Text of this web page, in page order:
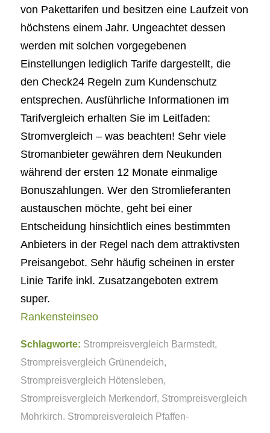
von Pakettarifen und besitzen eine Laufzeit von
höchstens einem Jahr. Ungeachtet dessen
werden mit solchen vorgegebenen
Einstellungen lediglich Tarife dargestellt, die
den Check24 Regeln zum Kundenschutz
entsprechen. Ausführliche Informationen im
Tarifvergleich erhalten Sie im Leitfaden:
Stromvergleich – was beachten! Sehr viele
Stromanbieter gewähren dem Neukunden
während der ersten 12 Monate einmalige
Bonuszahlungen. Wer den Stromlieferanten
austauschen möchte, geht bei einer
Entscheidung hinsichtlich eines bestimmten
Anbieters in der Regel nach dem attraktivsten
Preisangebot. Sehr häufig scheinen in erster
Linie Tarife inkl. Zusatzangeboten extrem
super.
Rankensteinseo
Schlagworte: Strompreisvergleich Barmstedt,
Strompreisvergleich Grünendeich,
Strompreisvergleich Hötensleben,
Strompreisvergleich Merkendorf, Strompreisvergleich
Mohrkirch, Strompreisvergleich Pfaffen-